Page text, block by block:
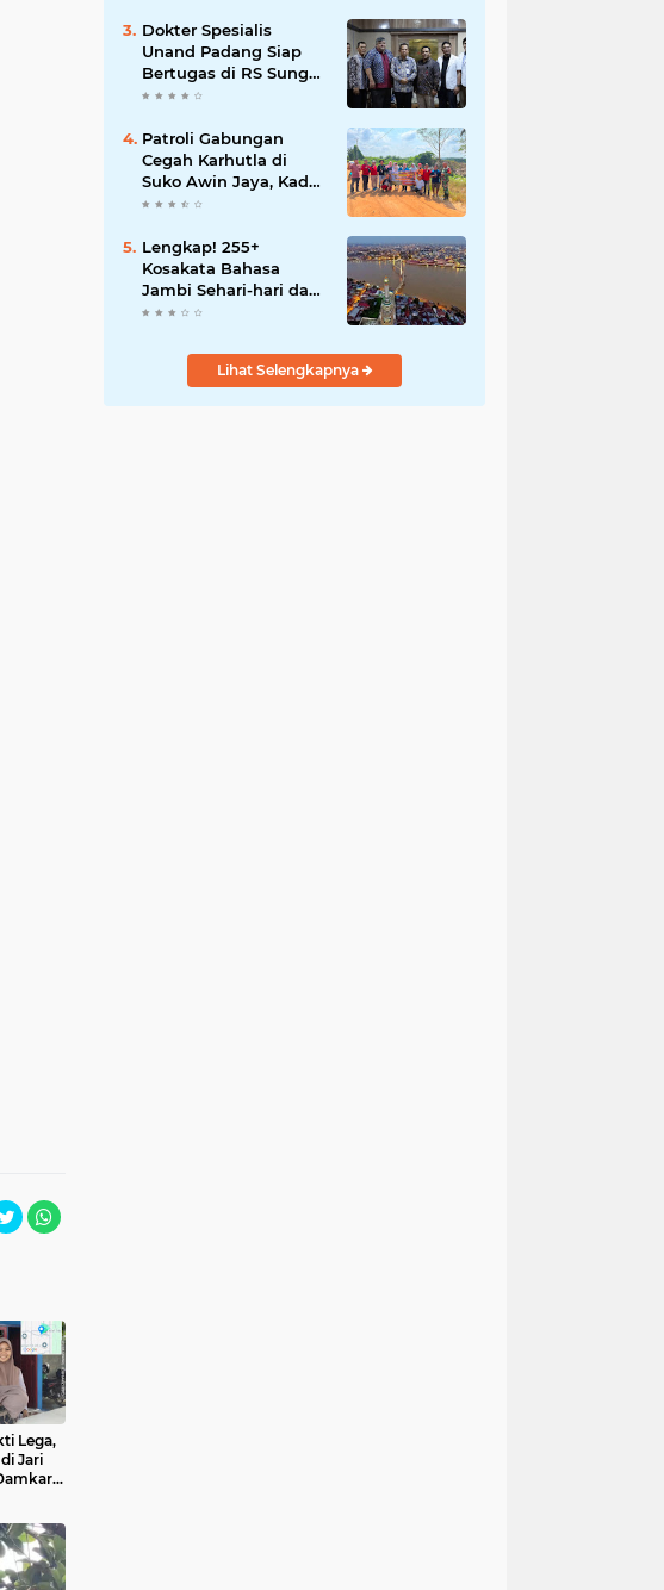
Lega,
Jari
Dokter Spesialis
Unand Padang Siap
Bertugas di RS Sungai
Bahar, Bupati BBS
Patroli Gabungan
Cegah Karhutla di
Suko Awin Jaya, Kades
Idawati Gandeng PT
Lengkap! 255+
Kosakata Bahasa
Jambi Sehari-hari dan
Artinya
Lihat Selengkapnya